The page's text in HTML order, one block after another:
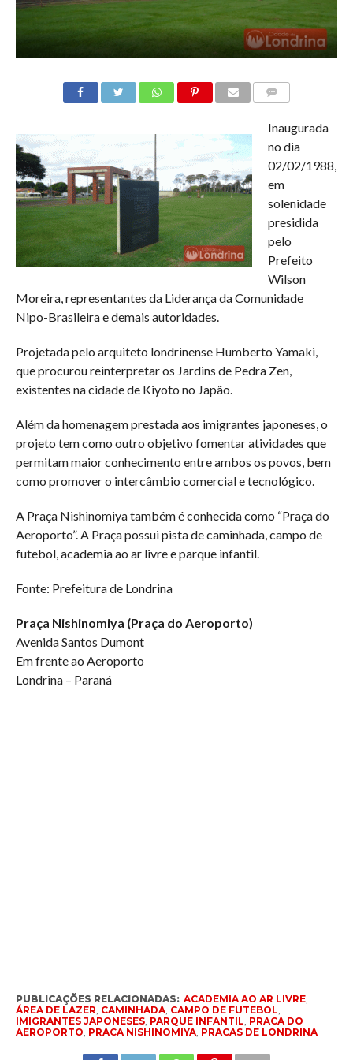
Inaugurada
no dia
02/02/1988,
em
solenidade
presidida
pelo
Prefeito
Wilson
Moreira, representantes da Liderança da Comunidade
Nipo-Brasileira e demais autoridades.
Projetada pelo arquiteto londrinense Humberto Yamaki,
que procurou reinterpretar os Jardins de Pedra Zen,
existentes na cidade de Kiyoto no Japão.
Além da homenagem prestada aos imigrantes japoneses, o
projeto tem como outro objetivo fomentar atividades que
permitam maior conhecimento entre ambos os povos, bem
como promover o intercâmbio comercial e tecnológico.
A Praça Nishinomiya também é conhecida como “Praça do
Aeroporto”. A Praça possui pista de caminhada, campo de
futebol, academia ao ar livre e parque infantil.
Fonte: Prefeitura de Londrina
Praça Nishinomiya (Praça do Aeroporto)
Avenida Santos Dumont
Em frente ao Aeroporto
Londrina – Paraná
PUBLICAÇÕES RELACIONADAS: ACADEMIA AO AR LIVRE,
ÁREA DE LAZER, CAMINHADA, CAMPO DE FUTEBOL,
IMIGRANTES JAPONESES, PARQUE INFANTIL, PRACA DO
AEROPORTO, PRACA NISHINOMIYA, PRACAS DE LONDRINA